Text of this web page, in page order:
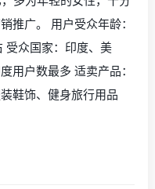
推广。 用户受众年龄：
受众国家：印度、美
用户数最多 适卖产品：
鞋饰、健身旅行用品